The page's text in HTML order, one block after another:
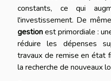
constants, ce qui
l'investissement. De
gestionest primordiale :
réduire les dépenses
travaux de remise en état
la recherche de nouveaux